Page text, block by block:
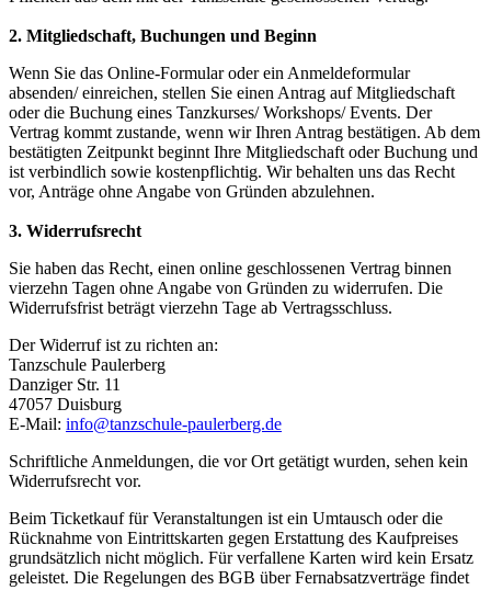
2. Mitgliedschaft, Buchungen und Beginn
Wenn Sie das Online-Formular oder ein Anmeldeformular
absenden/ einreichen, stellen Sie einen Antrag auf Mitgliedschaft
oder die Buchung eines Tanzkurses/ Workshops/ Events. Der
Vertrag kommt zustande, wenn wir Ihren Antrag bestätigen. Ab dem
bestätigten Zeitpunkt beginnt Ihre Mitgliedschaft oder Buchung und
ist verbindlich sowie kostenpflichtig. Wir behalten uns das Recht
vor, Anträge ohne Angabe von Gründen abzulehnen.
3. Widerrufsrecht
Sie haben das Recht, einen online geschlossenen Vertrag binnen
vierzehn Tagen ohne Angabe von Gründen zu widerrufen. Die
Widerrufsfrist beträgt vierzehn Tage ab Vertragsschluss.
Der Widerruf ist zu richten an:
Tanzschule Paulerberg
Danziger Str. 11
47057 Duisburg
E-Mail: info@tanzschule-paulerberg.de
Schriftliche Anmeldungen, die vor Ort getätigt wurden, sehen kein
Widerrufsrecht vor.
Beim Ticketkauf für Veranstaltungen ist ein Umtausch oder die
Rücknahme von Eintrittskarten gegen Erstattung des Kaufpreises
grundsätzlich nicht möglich. Für verfallene Karten wird kein Ersatz
geleistet. Die Regelungen des BGB über Fernabsatzverträge findet